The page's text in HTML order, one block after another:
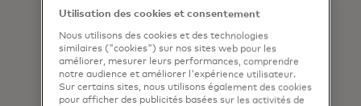
atteindre de nouveaux publics.
Utilisation des cookies et consentement
Nous utilisons des cookies et des technologies
similaires ("cookies") sur nos sites web pour les
améliorer, mesurer leurs performances, comprendre
notre audience et améliorer l'expérience utilisateur.
Sur certains sites, nous utilisons également des cookies
pour afficher des publicités basées sur les activités de